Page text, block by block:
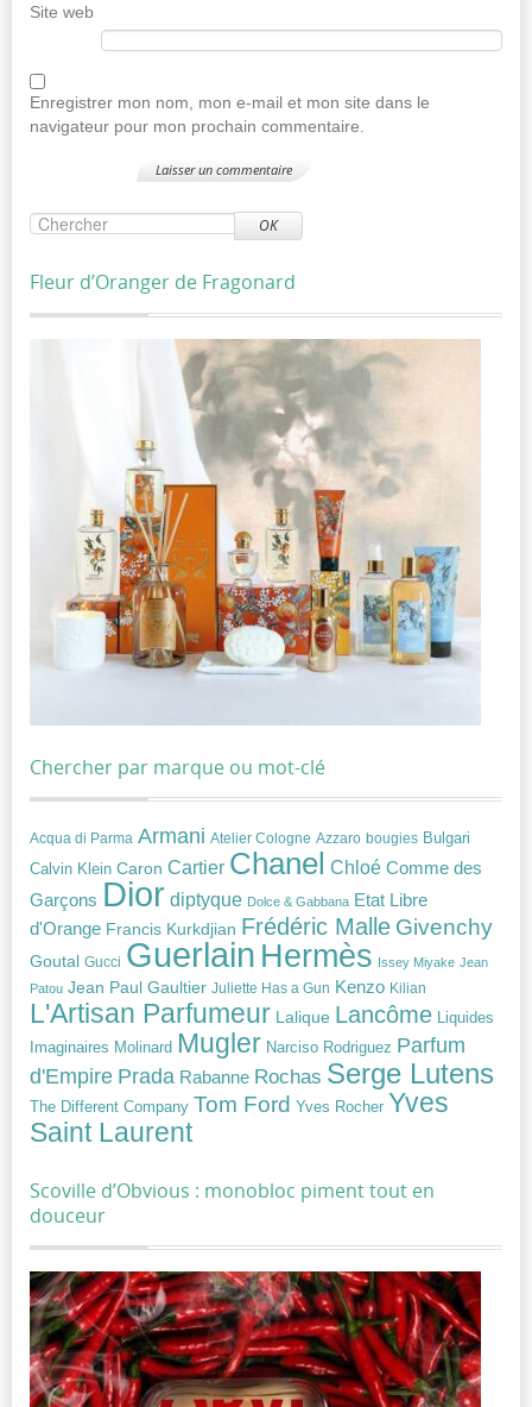
Site web
Enregistrer mon nom, mon e-mail et mon site dans le
navigateur pour mon prochain commentaire.
OK
Fleur d’Oranger de Fragonard
Chercher par marque ou mot-clé
Acqua di Parma Armani Atelier Cologne Azzaro bougies Bulgari
Calvin Klein Caron Cartier Chanel Chloé Comme des
Garçons Dior diptyque Dolce & Gabbana Etat Libre
d'Orange Francis Kurkdjian Frédéric Malle Givenchy
Goutal Gucci Guerlain Hermès Issey Miyake Jean
Patou Jean Paul Gaultier Juliette Has a Gun Kenzo Kilian
L'Artisan Parfumeur Lalique Lancôme Liquides
Imaginaires Molinard Mugler Narciso Rodriguez Parfum
d'Empire Prada Rabanne Rochas Serge Lutens
The Different Company Tom Ford Yves Rocher Yves
Saint Laurent
Scoville d’Obvious : monobloc piment tout en
douceur